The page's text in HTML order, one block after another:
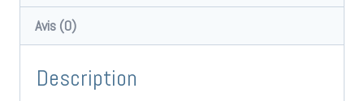
Avis (0)
Description